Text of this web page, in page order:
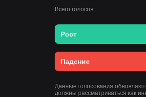
Всего голосов:
Рост
Падение
Данные голосования
должны рассматриваться как